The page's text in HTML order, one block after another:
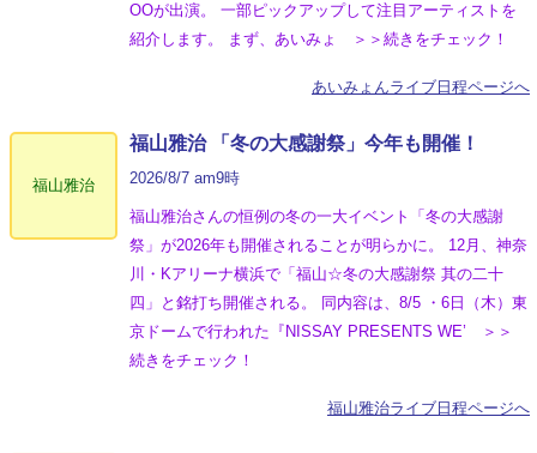
OOが出演。 一部ピックアップして注目アーティストを
紹介します。 まず、あいみょ ＞＞続きをチェック！
あいみょんライブ日程ページへ
福山雅治
福山雅治 「冬の⼤感謝祭」今年も開催！
2026/8/7 am9時
福山雅治さんの恒例の冬の一大イベント「冬の⼤感謝
祭」が2026年も開催されることが明らかに。 12月、神奈
川・Kアリーナ横浜で「福山☆冬の大感謝祭 其の二十
四」と銘打ち開催される。 同内容は、8/5 ・6日（木）東
京ドームで行われた『NISSAY PRESENTS WE’ ＞＞
続きをチェック！
福山雅治ライブ日程ページへ